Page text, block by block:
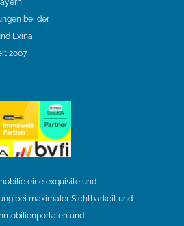
bei der
Exina
2007
eine exquisite und
bei maximaler Sichtbarkeit und
und